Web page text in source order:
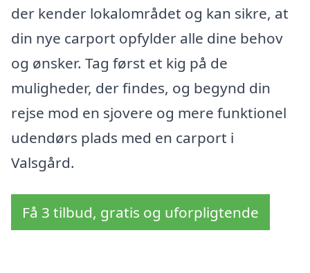
der kender lokalområdet og kan sikre, at
din nye carport opfylder alle dine behov
og ønsker. Tag først et kig på de
muligheder, der findes, og begynd din
rejse mod en sjovere og mere funktionel
udendørs plads med en carport i
Valsgård.
Få 3 tilbud, gratis og uforpligtende